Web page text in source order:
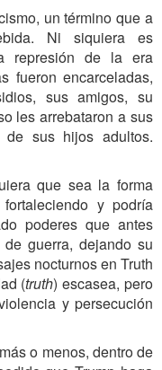
un término que a
Ni siquiera es
represión de la era
fueron encarceladas,
sus amigos, su
les arrebataron a sus
sus hijos adultos.
que sea la forma
y podría
poderes que antes
guerra, dejando su
nocturnos en Truth
(truth) escasea, pero
y persecución
o menos, dentro de